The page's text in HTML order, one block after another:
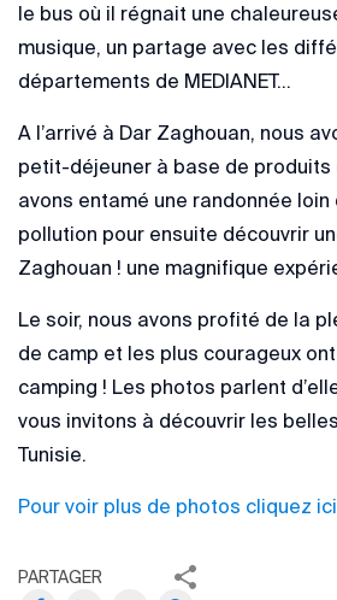
le bus où il régnait une
musique, un partage avec les
départements de MEDIANET…
A l’arrivé à Dar Zaghouan, nous
petit-déjeuner à base de produits
avons entamé une randonnée
pollution pour ensuite découvrir
Zaghouan ! une magnifique
Le soir, nous avons profité de la
de camp et les plus courageux
camping ! Les photos parlent
vous invitons à découvrir les
Tunisie.
Pour voir plus de photos cliquez ici
PARTAGER